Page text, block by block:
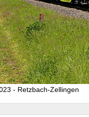
- Retzbach-Zellingen